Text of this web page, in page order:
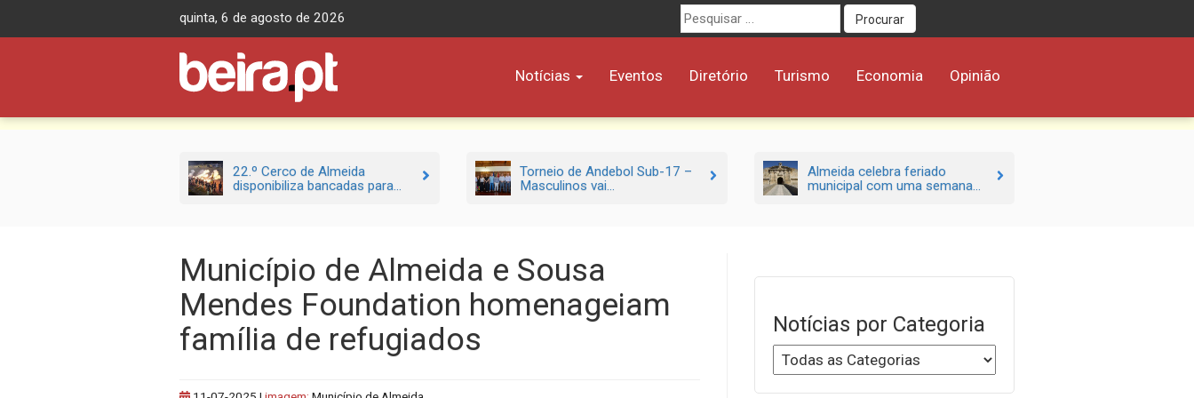
quinta, 6 de agosto de 2026
Procurar
por:
Procurar
Notícias Eventos Diretório Turismo Economia Opinião
22.º Cerco de Almeida
disponibiliza bancadas para...
Torneio de Andebol Sub-17 –
Masculinos vai...
Almeida celebra feriado
municipal com uma semana...
Município de Almeida e Sousa
Mendes Foundation homenageiam
família de refugiados
Notícias por Categoria